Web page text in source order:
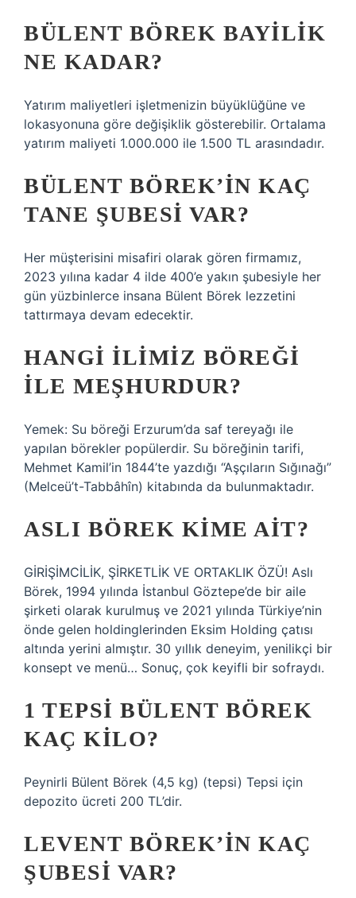
BÜLENT BÖREK BAYILIK
NE KADAR?
Yatırım maliyetleri işletmenizin büyüklüğüne ve
lokasyonuna göre değişiklik gösterebilir. Ortalama
yatırım maliyeti 1.000.000 ile 1.500 TL arasındadır.
BÜLENT BÖREK’IN KAÇ
TANE ŞUBESI VAR?
Her müşterisini misafiri olarak gören firmamız,
2023 yılına kadar 4 ilde 400’e yakın şubesiyle her
gün yüzbinlerce insana Bülent Börek lezzetini
tattırmaya devam edecektir.
HANGI ILIMIZ BÖREĞI
ILE MEŞHURDUR?
Yemek: Su böreği Erzurum’da saf tereyağı ile
yapılan börekler popülerdir. Su böreğinin tarifi,
Mehmet Kamil’in 1844’te yazdığı “Aşçıların Sığınağı”
(Melceü’t-Tabbâhîn) kitabında da bulunmaktadır.
ASLI BÖREK KIME AIT?
GİRİŞİMCİLİK, ŞİRKETLİK VE ORTAKLIK ÖZÜ! Aslı
Börek, 1994 yılında İstanbul Göztepe’de bir aile
şirketi olarak kurulmuş ve 2021 yılında Türkiye’nin
önde gelen holdinglerinden Eksim Holding çatısı
altında yerini almıştır. 30 yıllık deneyim, yenilikçi bir
konsept ve menü… Sonuç, çok keyifli bir sofraydı.
1 TEPSI BÜLENT BÖREK
KAÇ KILO?
Peynirli Bülent Börek (4,5 kg) (tepsi) Tepsi için
depozito ücreti 200 TL’dir.
LEVENT BÖREK’IN KAÇ
ŞUBESI VAR?